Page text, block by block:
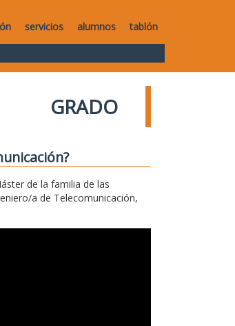
servicios alumnos tablón
GRADO
de la familia de las
a de Telecomunicación,